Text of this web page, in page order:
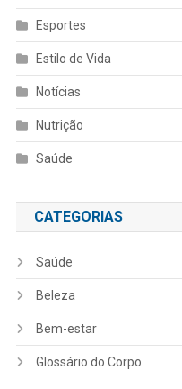
Esportes
Estilo de Vida
Notícias
Nutrição
Saúde
CATEGORIAS
Saúde
Beleza
Bem-estar
Glossário do Corpo